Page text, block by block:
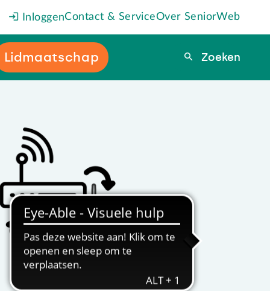
InloggenContact & ServiceOver SeniorWeb
Lidmaatschap Zoeken
Zoeken